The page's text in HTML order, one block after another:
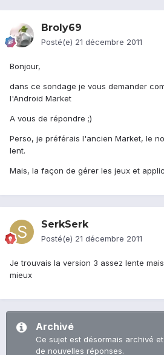
Broly69
Posté(e) 21 décembre 2011
Bonjour,
dans ce sondage je vous demander
l'Android Market
A vous de répondre ;)
Perso, je préférais l'ancien Market, le
lent.
Mais, la façon de gérer les jeux et
SerkSerk
Posté(e) 21 décembre 2011
Je trouvais la version 3 assez lente
mieux
Archivé
Ce sujet est désormais archivé
de nouvelles réponses.